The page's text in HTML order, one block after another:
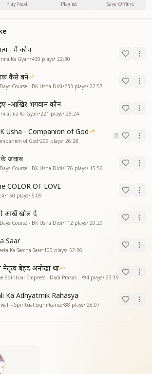
Play Next Playlist Save Offline
- मैं कौन
Ka Gyan•400 plays• 22:30
कैसे बनें
Course - BK Usha Didi•233 plays• 22:57
-आखिर भगवान कौन
Ka Gyan•221 plays• 25:24
Usha - Companion of God
of God•209 plays• 26:28
जवाब
Course - BK Usha Didi•176 plays• 15:56
COLOR OF LOVE
•150 plays• 5:09
आंखें खोल दे
Course - BK Usha Didi•112 plays• 20:29
Saar
Ka Saccha Saar•100 plays• 52:26
नेतृत्व बेहद अनोखा था
•94 plays• 23:19
Ka Adhyatmik Rahasya
- Spiritual Significance•88 plays• 28:07